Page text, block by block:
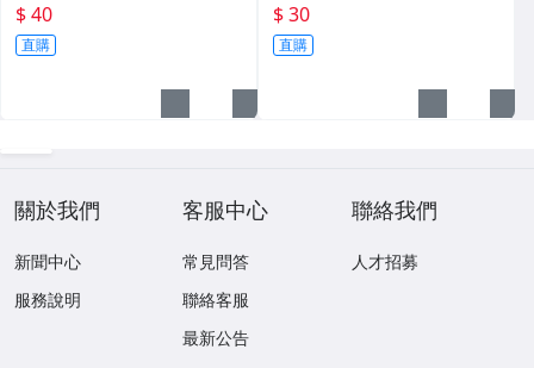
$ 40
直購
$ 30
直購
關於我們
新聞中心
服務說明
客服中心
常見問答
聯絡客服
最新公告
聯絡我們
人才招募